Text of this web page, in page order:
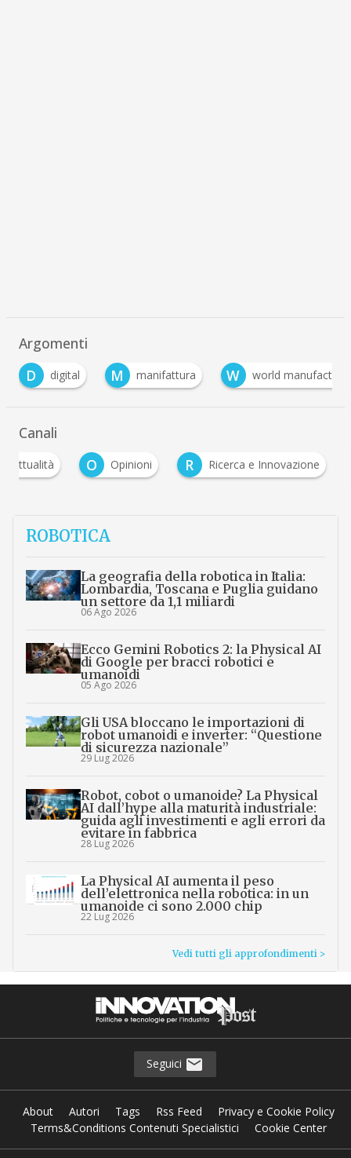
Argomenti
M manifattura W world manufacturing forum
Canali
Attualità O Opinioni R Ricerca e Innovazione
ROBOTICA
La geografia della robotica in Italia:
Lombardia, Toscana e Puglia guidano
un settore da 1,1 miliardi
06 Ago 2026
Ecco Gemini Robotics 2: la Physical AI
di Google per bracci robotici e
umanoidi
05 Ago 2026
Gli USA bloccano le importazioni di
robot umanoidi e inverter: “Questione
di sicurezza nazionale”
29 Lug 2026
Robot, cobot o umanoide? La Physical
AI dall’hype alla maturità industriale:
guida agli investimenti e agli errori da
evitare in fabbrica
28 Lug 2026
La Physical AI aumenta il peso
dell’elettronica nella robotica: in un
umanoide ci sono 2.000 chip
22 Lug 2026
Vedi tutti gli approfondimenti >
Seguici
About Autori Tags Rss Feed
Privacy e Cookie Policy
Terms&Conditions Contenuti Specialistici
Cookie Center